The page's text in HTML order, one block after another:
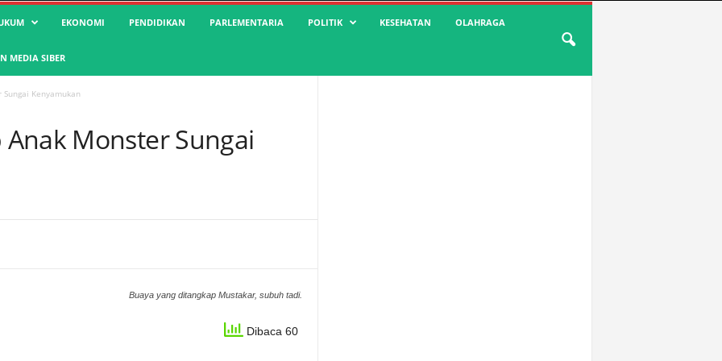
EKONOMI PENDIDIKAN PARLEMENTARIA POLITIK KESEHATAN OLAHRAGA
MEDIA SIBER
Kenyamukan
Monster Sungai
Buaya yang ditangkap Mustakar, subuh tadi.
Dibaca 60